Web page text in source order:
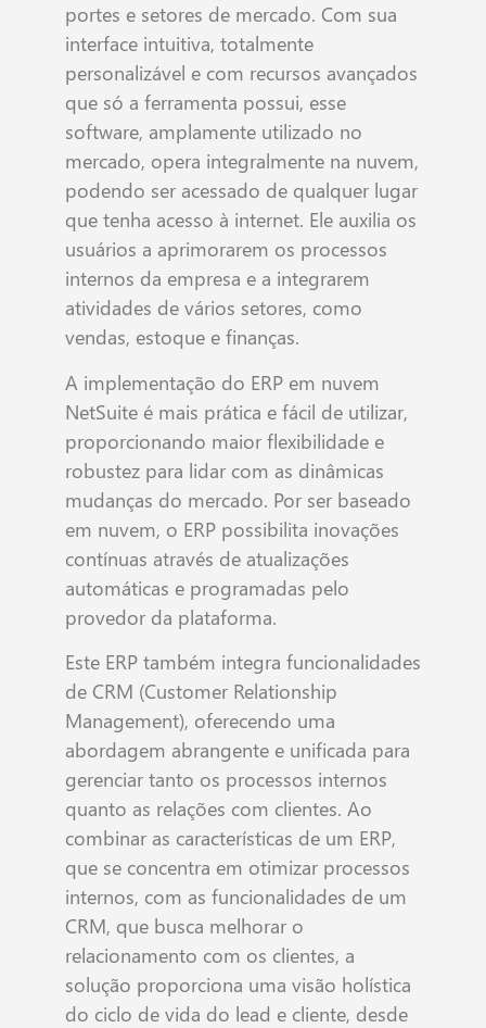
portes e setores de mercado. Com sua
interface intuitiva, totalmente
personalizável e com recursos avançados
que só a ferramenta possui, esse
software, amplamente utilizado no
mercado, opera integralmente na nuvem,
podendo ser acessado de qualquer lugar
que tenha acesso à internet. Ele auxilia os
usuários a aprimorarem os processos
internos da empresa e a integrarem
atividades de vários setores, como
vendas, estoque e finanças.
A implementação do ERP em nuvem
NetSuite é mais prática e fácil de utilizar,
proporcionando maior flexibilidade e
robustez para lidar com as dinâmicas
mudanças do mercado. Por ser baseado
em nuvem, o ERP possibilita inovações
contínuas através de atualizações
automáticas e programadas pelo
provedor da plataforma.
Este ERP também integra funcionalidades
de CRM (Customer Relationship
Management), oferecendo uma
abordagem abrangente e unificada para
gerenciar tanto os processos internos
quanto as relações com clientes. Ao
combinar as características de um ERP,
que se concentra em otimizar processos
internos, com as funcionalidades de um
CRM, que busca melhorar o
relacionamento com os clientes, a
solução proporciona uma visão holística
do ciclo de vida do lead e cliente, desde